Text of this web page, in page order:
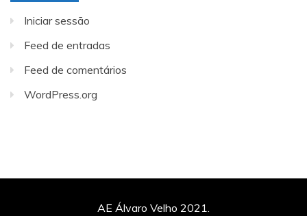
Iniciar sessão
Feed de entradas
Feed de comentários
WordPress.org
AE Álvaro Velho 2021.